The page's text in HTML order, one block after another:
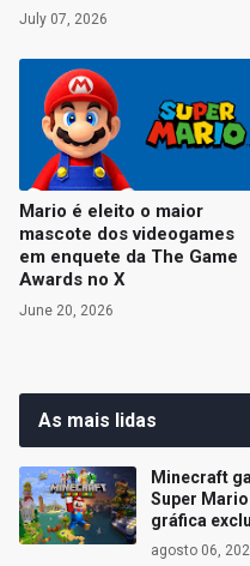
July 07, 2026
Mario é eleito o maior
mascote dos videogames
em enquete da The Game
Awards no X
June 20, 2026
As mais lidas
Minecraft
Super
gráfica
agosto 06,